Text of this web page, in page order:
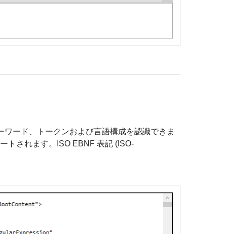
ード、トークンおよび言語構成を認識できま
トされます。ISO EBNF 表記 (ISO-